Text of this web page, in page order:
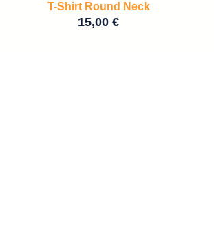
T-Shirt Round Neck
15,00 €